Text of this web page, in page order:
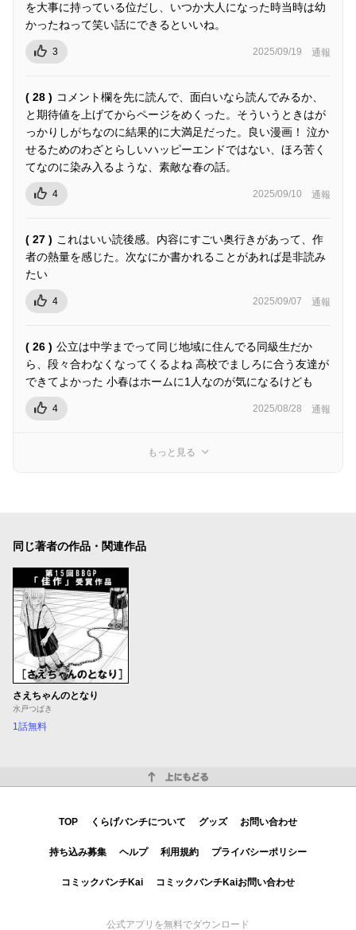
を大事に持っている位だし、いつか大人になった時当時は幼
かったねって笑い話にできるといいね。
3 2025/09/19 通報
( 28 ) コメント欄を先に読んで、面白いなら読んでみるか、
と期待値を上げてからページをめくった。そういうときはが
っかりしがちなのに結果的に大満足だった。良い漫画！ 泣か
せるためのわざとらしいハッピーエンドではない、ほろ苦く
てなのに染み入るような、素敵な春の話。
4 2025/09/10 通報
( 27 ) これはいい読後感。内容にすごい奥行きがあって、作
者の熱量を感じた。次なにか書かれることがあれば是非読み
たい
4 2025/09/07 通報
( 26 ) 公立は中学までって同じ地域に住んでる同級生だか
ら、段々合わなくなってくるよね 高校でましろに合う友達が
できてよかった 小春はホームに1人なのが気になるけども
4 2025/08/28 通報
もっと見る
同じ著者の作品・関連作品
さえちゃんのとなり
水戸つばき
1話無料
TOP くらげバンチについて グッズ お問い合わせ
持ち込み募集 ヘルプ 利用規約 プライバシーポリシー
コミックバンチKai コミックバンチKaiお問い合わせ
公式アプリを無料でダウンロード